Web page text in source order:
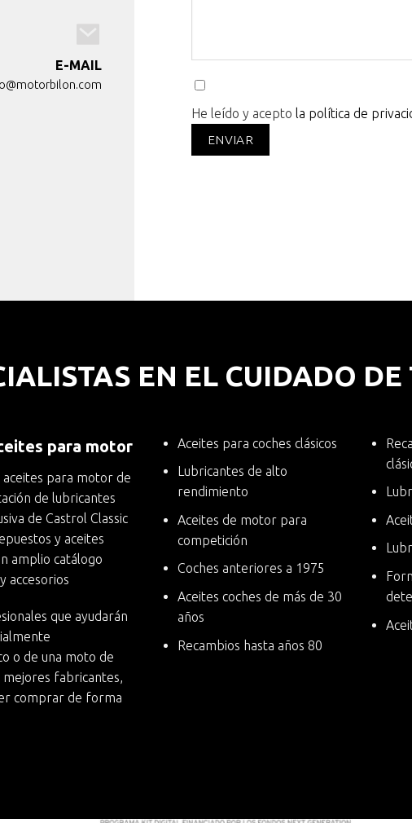
E-MAIL
He leído y acepto la política de
EN EL CUIDADO
para motor
para motor de
de lubricantes
de Castrol Classic
y aceites
amplio catálogo
accesorios
que ayudarán
o de una moto de
fabricantes,
comprar de forma
Aceites para coches clásicos
Lubricantes de alto
rendimiento
Aceites de motor para
competición
Coches anteriores a 1975
Aceites coches de más de 30
años
Recambios hasta años 80